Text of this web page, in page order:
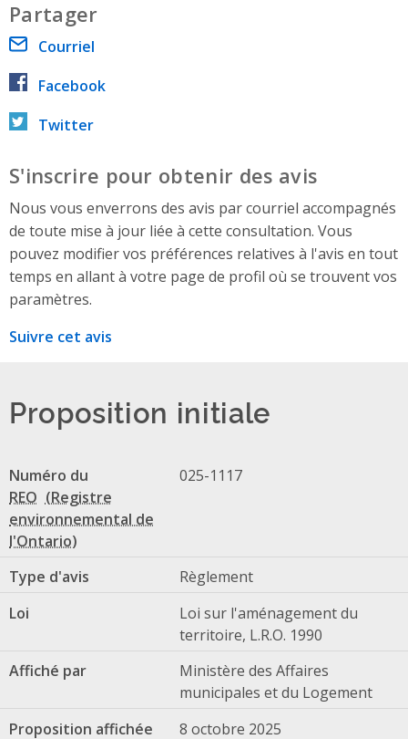
Partager
Courriel
Facebook
Twitter
S'inscrire pour obtenir des avis
Nous vous enverrons des avis par courriel accompagnés
de toute mise à jour liée à cette consultation. Vous
pouvez modifier vos préférences relatives à l'avis en tout
temps en allant à votre page de profil où se trouvent vos
paramètres.
Suivre cet avis
Proposition initiale
Numéro du
REO
025-1117
Type d'avis
Règlement
Loi
Loi sur l'aménagement du
territoire, L.R.O. 1990
Affiché par
Ministère des Affaires
municipales et du Logement
Proposition affichée
8 octobre 2025